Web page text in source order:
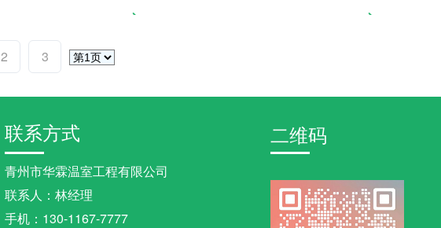
2 3
联系方式
青州市华霖温室工程有限公司
联系人：林经理
手机：130-1167-7777
二维码